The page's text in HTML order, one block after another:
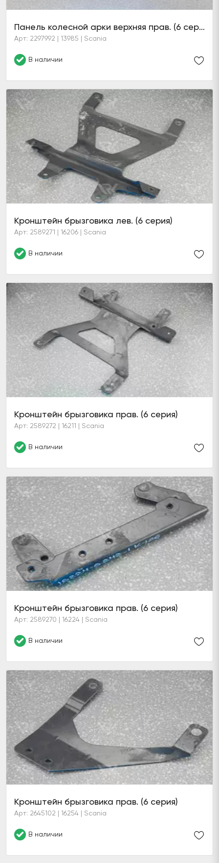
Панель колесной арки верхняя прав. (6 серия)
Арт: 2297992 | 13985 | Scania
В наличии
Кронштейн брызговика лев. (6 серия)
Арт: 2589271 | 16206 | Scania
В наличии
Кронштейн брызговика прав. (6 серия)
Арт: 2589272 | 16211 | Scania
В наличии
Кронштейн брызговика прав. (6 серия)
Арт: 2589270 | 16224 | Scania
В наличии
Кронштейн брызговика прав. (6 серия)
Арт: 2645102 | 16254 | Scania
В наличии